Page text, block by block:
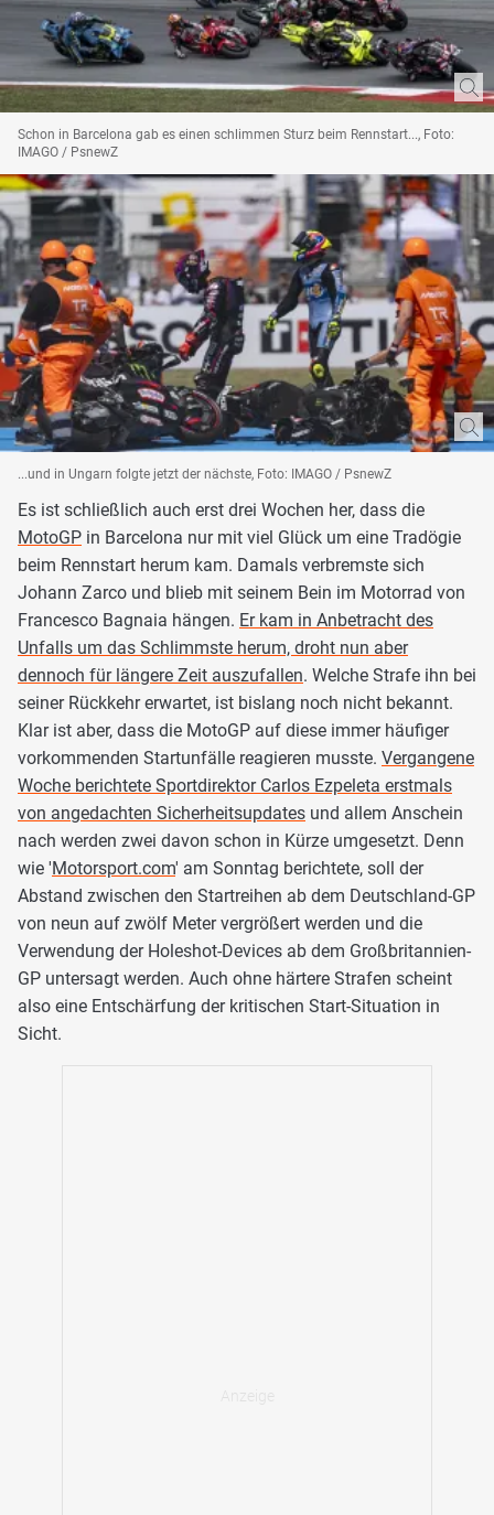
Schon in Barcelona gab es einen schlimmen Sturz beim Rennstart..., Foto:
IMAGO / PsnewZ
...und in Ungarn folgte jetzt der nächste, Foto: IMAGO / PsnewZ
Es ist schließlich auch erst drei Wochen her, dass die
MotoGP in Barcelona nur mit viel Glück um eine Tradögie
beim Rennstart herum kam. Damals verbremste sich
Johann Zarco und blieb mit seinem Bein im Motorrad von
Francesco Bagnaia hängen. Er kam in Anbetracht des
Unfalls um das Schlimmste herum, droht nun aber
dennoch für längere Zeit auszufallen. Welche Strafe ihn bei
seiner Rückkehr erwartet, ist bislang noch nicht bekannt.
Klar ist aber, dass die MotoGP auf diese immer häufiger
vorkommenden Startunfälle reagieren musste. Vergangene
Woche berichtete Sportdirektor Carlos Ezpeleta erstmals
von angedachten Sicherheitsupdates und allem Anschein
nach werden zwei davon schon in Kürze umgesetzt. Denn
wie 'Motorsport.com' am Sonntag berichtete, soll der
Abstand zwischen den Startreihen ab dem Deutschland-GP
von neun auf zwölf Meter vergrößert werden und die
Verwendung der Holeshot-Devices ab dem Großbritannien-
GP untersagt werden. Auch ohne härtere Strafen scheint
also eine Entschärfung der kritischen Start-Situation in
Sicht.